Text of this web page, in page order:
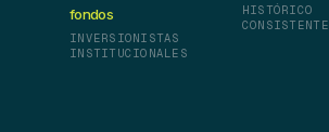
fondos
INVERSIONISTAS
INSTITUCIONALES
HISTÓRICO
CONSISTENTE